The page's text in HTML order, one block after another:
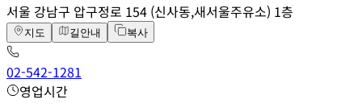
서울 강남구 압구정로 154 (신사동,새서울주유소) 1층
지도 길안내 복사
02-542-1281
영업시간